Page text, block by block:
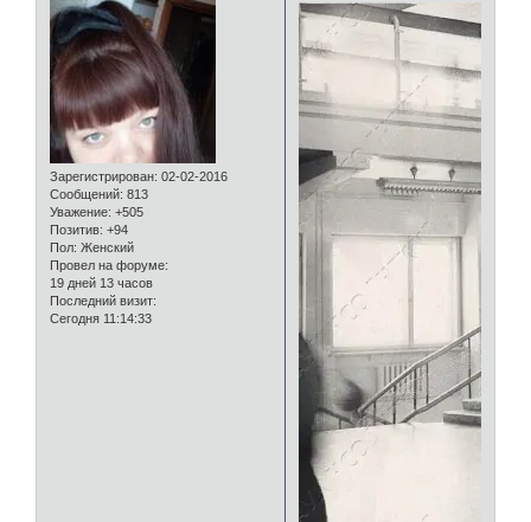
Зарегистрирован: 02-02-2016
Сообщений: 813
Уважение: +505
Позитив: +94
Пол: Женский
Провел на форуме:
19 дней 13 часов
Последний визит:
Сегодня 11:14:33